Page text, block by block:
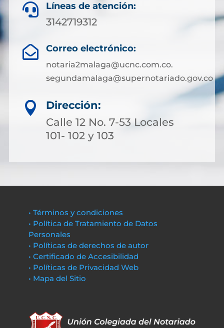
 Líneas de atención:
3142719312
 Correo electrónico:
notaria2malaga@ucnc.com.co.
segundamalaga@supernotariado.gov.co

Dirección:
Calle 12 No. 7-53 Locales
101- 102 y 103
• Términos y condiciones
• Política de Tratamiento de Datos
Personales
• Políticas de derechos de autor
• Certificado de Accesibilidad
• Políticas de Privacidad Web
• Mapa del Sitio